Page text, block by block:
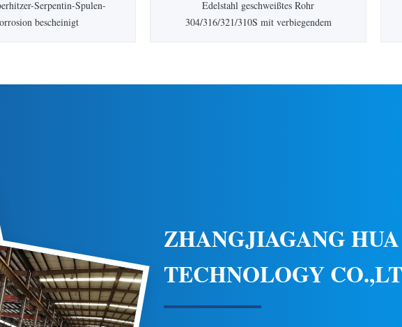
Serpentin-Spulen-
bescheinigt
des Kohlenstoff- und
Edelstahl geschweißtes Rohr
304/316/321/310S mit verbiegendem
legiertenstahls Rohren und Rohren, von von
ZHANGJIAGANG
TECHNOLOGY